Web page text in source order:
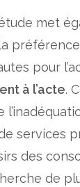
met
pour
à l’acte.
services
des
de